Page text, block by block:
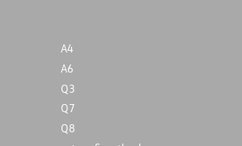
A4
A6
Q3
Q7
Q8